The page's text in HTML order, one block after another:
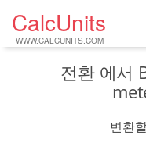
CalcUnits
WWW.CALCUNITS.COM
전환 에서
변환